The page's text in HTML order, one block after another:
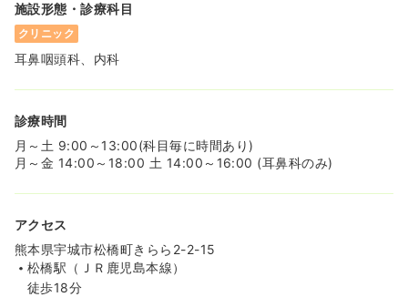
施設形態・診療科目
クリニック
耳鼻咽頭科、内科
診療時間
月～土 9:00～13:00(科目毎に時間あり)
月～金 14:00～18:00 土 14:00～16:00 (耳鼻科のみ)
アクセス
熊本県宇城市松橋町きらら2-2-15
松橋駅（ＪＲ鹿児島本線）
徒歩18分